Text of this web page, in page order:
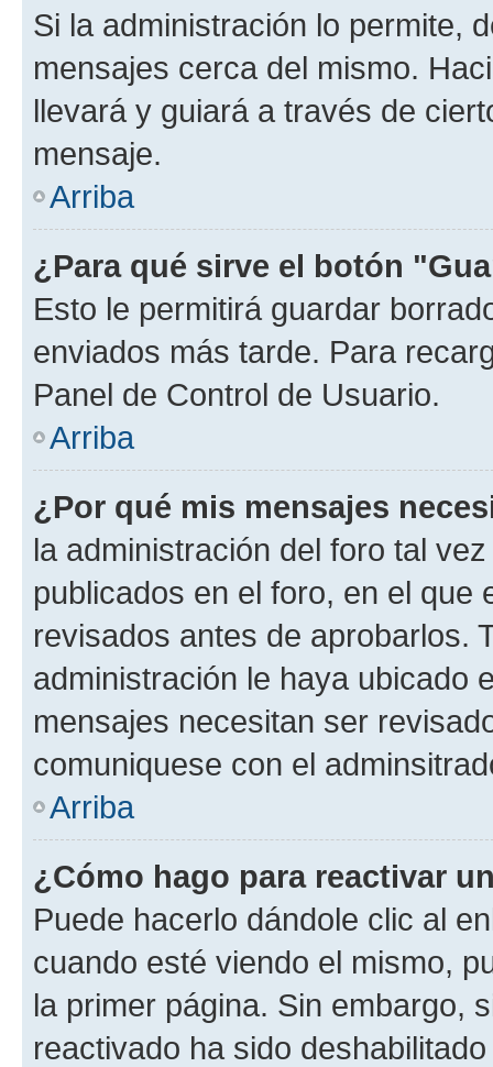
Si la administración lo permite,
mensajes cerca del mismo.
llevará y guiará a través de
mensaje.
Arriba
¿Para qué sirve el botón
Esto le permitirá guardar
enviados más tarde. Para
Panel de Control de Usuario.
Arriba
¿Por qué mis mensajes
la administración del foro tal
publicados en el foro, en el
revisados antes de aprobarlos.
administración le haya ubicado
mensajes necesitan ser
comuniquese con el
Arriba
¿Cómo hago para reactivar
Puede hacerlo dándole clic al
cuando esté viendo el mismo,
la primer página. Sin embargo,
reactivado ha sido